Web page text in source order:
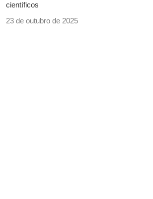
científicos
23 de outubro de 2025